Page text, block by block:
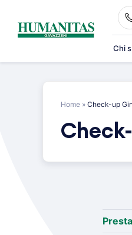
content
Chi
Home » Check-up